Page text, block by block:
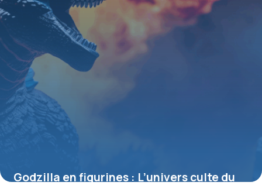
Godzilla en figurines : L’univers culte du